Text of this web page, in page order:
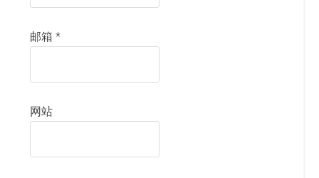
邮箱*
网站